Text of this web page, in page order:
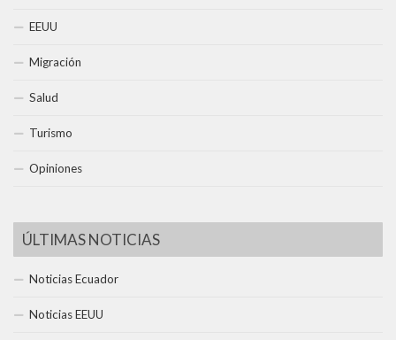
EEUU
Migración
Salud
Turismo
Opiniones
ÚLTIMAS NOTICIAS
Noticias Ecuador
Noticias EEUU